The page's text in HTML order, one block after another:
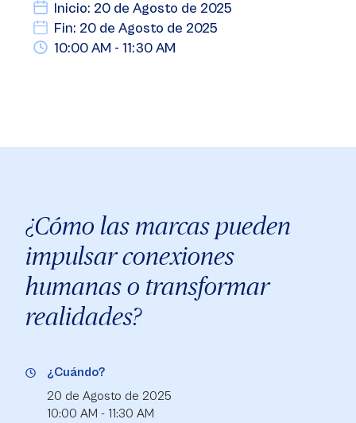
Inicio: 20 de Agosto de 2025
Fin: 20 de Agosto de 2025
10:00 AM - 11:30 AM
¿Cómo las marcas pueden
impulsar conexiones
humanas o transformar
realidades?
¿Cuándo?
20 de Agosto de 2025
10:00 AM - 11:30 AM